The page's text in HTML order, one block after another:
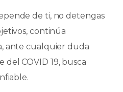
de ti, no detengas
continúa
ante cualquier duda
COVID 19, busca